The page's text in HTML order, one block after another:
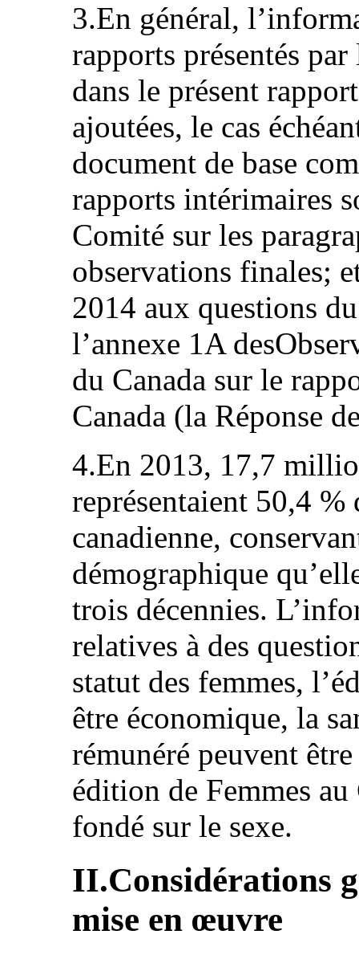
3.En général,
rapports présentés par
dans le présent
ajoutées, le cas
document de base
rapports intérimaires
Comité sur les
observations finales;
2014 aux questions
l’annexe 1A
du Canada sur le
Canada (la Réponse
4.En 2013, 17,7
représentaient 50,4
canadienne,
démographique
trois décennies.
relatives à des
statut des femmes,
être économique, la
rémunéré peuvent
édition de Femmes
fondé sur le sexe.
II.Considérations
mise en œuvre